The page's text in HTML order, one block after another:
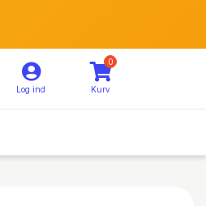
Log ind
0
Kurv